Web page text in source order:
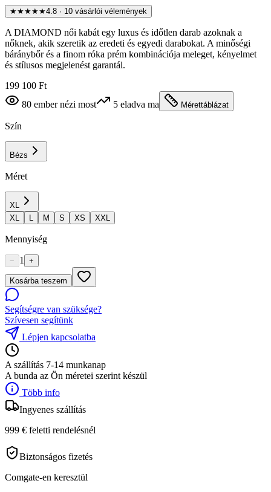
★★★★★4.8 · 10 vásárlói vélemények
A DIAMOND női kabát egy luxus és időtlen darab azoknak a
nőknek, akik szeretik az eredeti és egyedi darabokat. A minőségi
báránybőr és a finom róka prém kombinációja meleget, kényelmet
és stílusos megjelenést garantál.
199 100 Ft
80 ember nézi most 5 eladva ma Mérettáblázat
Szín
Bézs
Méret
XL
XL
M S XS XXL
Mennyiség
− 1 +
Kosárba teszem
Segítségre van szüksége?
Szívesen segítünk
Lépjen kapcsolatba
A szállítás 7-14 munkanap
A bunda az Ön méretei szerint készül
Több info
Ingyenes szállítás
999 € feletti rendelésnél
Biztonságos fizetés
Comgate-en keresztül